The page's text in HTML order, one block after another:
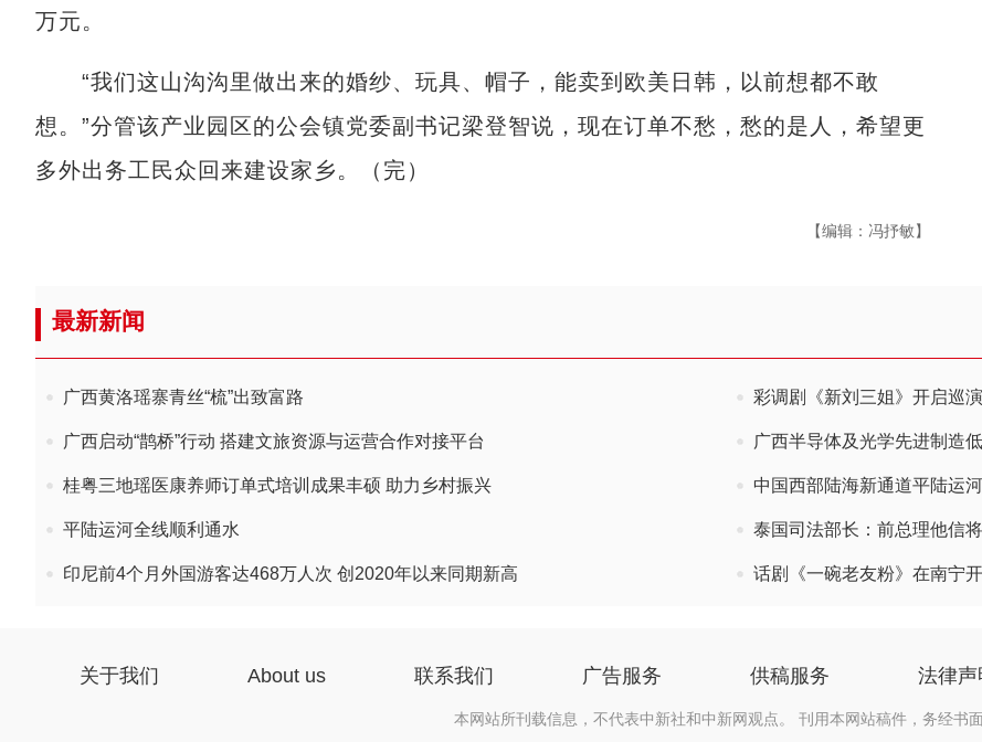
万元。
“我们这山沟沟里做出来的婚纱、玩具、帽子，能卖到欧美日韩，以前想都不敢
想。”分管该产业园区的公会镇党委副书记梁登智说，现在订单不愁，愁的是人，希望更
多外出务工民众回来建设家乡。（完）
【编辑：冯抒敏】
最新新闻
广西黄洛瑶寨青丝“梳”出致富路 彩调剧《新刘三姐》开启巡
广西启动“鹊桥”行动 搭建文旅资源与运营合作对接平台 广西半导体及光学先进制造
桂粤三地瑶医康养师订单式培训成果丰硕 助力乡村振兴 中国西部陆海新通道平陆运
平陆运河全线顺利通水 泰国司法部长：前总理他信
印尼前4个月外国游客达468万人次 创2020年以来同期新高 话剧《一碗老友粉》在南宁
关于我们 About us 联系我们 广告服务 供稿服务 法律声
本网站所刊载信息，不代表中新社和中新网观点。 刊用本网站稿件，务经书面